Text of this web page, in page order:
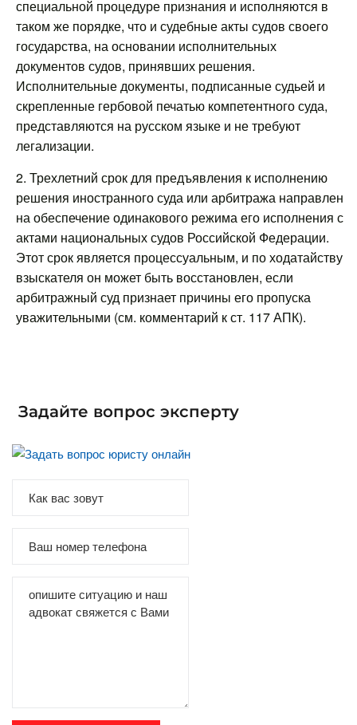
специальной процедуре признания и исполняются в
таком же порядке, что и судебные акты судов своего
государства, на основании исполнительных
документов судов, принявших решения.
Исполнительные документы, подписанные судьей и
скрепленные гербовой печатью компетентного суда,
представляются на русском языке и не требуют
легализации.
2. Трехлетний срок для предъявления к исполнению
решения иностранного суда или арбитража направлен
на обеспечение одинакового режима его исполнения с
актами национальных судов Российской Федерации.
Этот срок является процессуальным, и по ходатайству
взыскателя он может быть восстановлен, если
арбитражный суд признает причины его пропуска
уважительными (см. комментарий к ст. 117 АПК).
Задайте вопрос эксперту